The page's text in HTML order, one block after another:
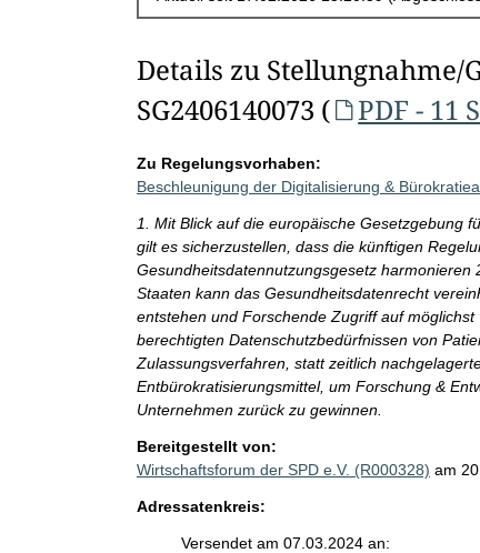
Details zu Stellungnahme/
SG2406140073 (
PDF - 11
Zu Regelungsvorhaben:
Beschleunigung der Digitalisierung &
1. Mit Blick auf die europäische Gesetzgebung
gilt es sicherzustellen, dass die künftigen
Gesundheitsdatennutzungsgesetz
Staaten kann das Gesundheitsdatenrecht
entstehen und Forschende Zugriff auf
berechtigten Datenschutzbedürfnissen von
Zulassungsverfahren, statt zeitlich
Entbürokratisierungsmittel, um Forschung &
Unternehmen zurück zu gewinnen.
Bereitgestellt von:
Wirtschaftsforum der SPD e.V. (R000328) am
Adressatenkreis:
Versendet am 07.03.2024 an: